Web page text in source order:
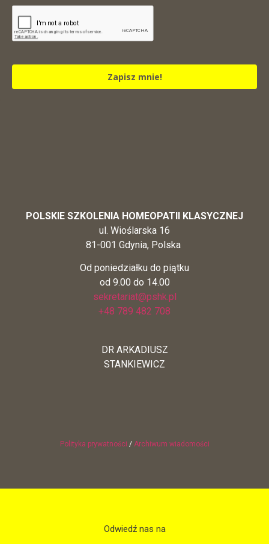
Zapisz mnie!
POLSKIE SZKOLENIA HOMEOPATII KLASYCZNEJ
ul. Wioślarska 16
81-001 Gdynia, Polska
Od poniedziałku do piątku
od 9.00 do 14.00
sekretariat@pshk.pl
+48 789 482 708
DR ARKADIUSZ
STANKIEWICZ
Polityka prywatności / Archiwum wiadomości
Odwiedź nas na